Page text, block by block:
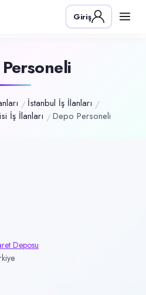
Giriş
İstanbul İş İlanları
İş İlanları
Depo Personeli
Deposu